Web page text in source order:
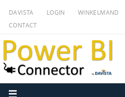
inhoud
DAVISTA LOGIN WINKELMAND
CONTACT